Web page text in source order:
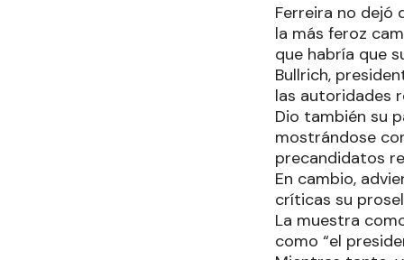
Ferreira no dejó
la más feroz
que habría que
Bullrich,
las autoridades
Dio también su
mostrándose
precandidatos
En cambio,
críticas su
La muestra
como “el